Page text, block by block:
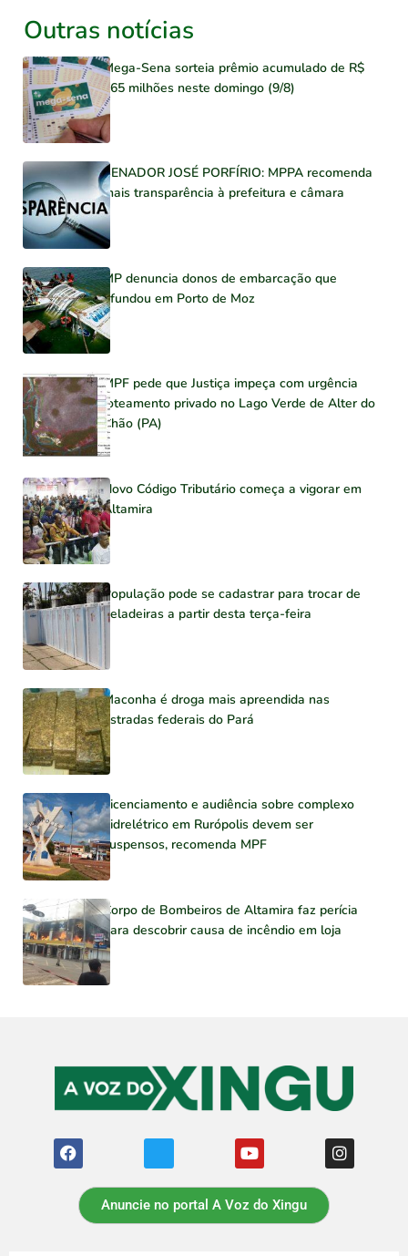
Outras notícias
Mega-Sena sorteia prêmio acumulado de R$
165 milhões neste domingo (9/8)
SENADOR JOSÉ PORFÍRIO: MPPA recomenda
mais transparência à prefeitura e câmara
MP denuncia donos de embarcação que
afundou em Porto de Moz
MPF pede que Justiça impeça com urgência
loteamento privado no Lago Verde de Alter do
Chão (PA)
Novo Código Tributário começa a vigorar em
Altamira
População pode se cadastrar para trocar de
geladeiras a partir desta terça-feira
Maconha é droga mais apreendida nas
estradas federais do Pará
Licenciamento e audiência sobre complexo
hidrelétrico em Rurópolis devem ser
suspensos, recomenda MPF
Corpo de Bombeiros de Altamira faz perícia
para descobrir causa de incêndio em loja
Anuncie no portal A Voz do Xingu